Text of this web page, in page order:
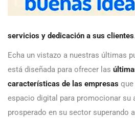
servicios y dedicación a sus clientes.
Echa un vistazo a nuestras últimas
está diseñada para ofrecer las
características de las empresas que
espacio digital para promocionar su
prosperado en su sector superando